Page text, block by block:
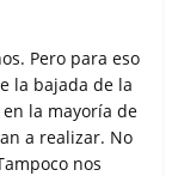
Pero para eso
la bajada de la
la mayoría de
a realizar. No
nos